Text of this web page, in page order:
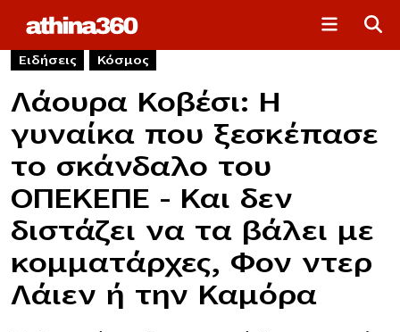
Ειδήσεις Κόσμος
Λάουρα Κοβέσι: Η
γυναίκα που ξεσκέπασε
το σκάνδαλο του
ΟΠΕΚΕΠΕ – Και δεν
διστάζει να τα βάλει με
κομματάρχες, Φον ντερ
Λάιεν ή την Καμόρα